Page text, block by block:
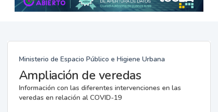
Ministerio de Espacio Público e Higiene Urbana
Ampliación de veredas
Información con las diferentes intervenciones en las
veredas en relación al COVID-19